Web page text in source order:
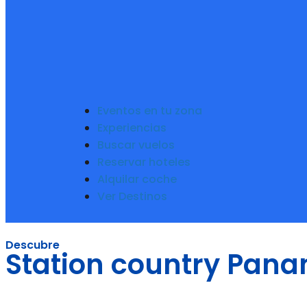
Eventos en tu zona
Experiencias
Buscar vuelos
Reservar hoteles
Alquilar coche
Ver Destinos
Descubre
Station country